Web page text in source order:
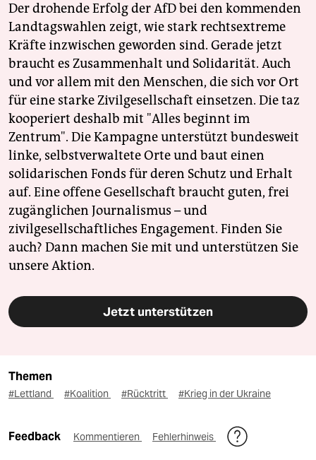
Der drohende Erfolg der AfD bei den kommenden
Landtagswahlen zeigt, wie stark rechtsextreme
Kräfte inzwischen geworden sind. Gerade jetzt
braucht es Zusammenhalt und Solidarität. Auch
und vor allem mit den Menschen, die sich vor Ort
für eine starke Zivilgesellschaft einsetzen. Die taz
kooperiert deshalb mit "Alles beginnt im
Zentrum". Die Kampagne unterstützt bundesweit
linke, selbstverwaltete Orte und baut einen
solidarischen Fonds für deren Schutz und Erhalt
auf. Eine offene Gesellschaft braucht guten, frei
zugänglichen Journalismus – und
zivilgesellschaftliches Engagement. Finden Sie
auch? Dann machen Sie mit und unterstützen Sie
unsere Aktion.
Jetzt unterstützen
Themen
#Lettland #Koalition #Rücktritt #Krieg in der Ukraine
Feedback Kommentieren Fehlerhinweis